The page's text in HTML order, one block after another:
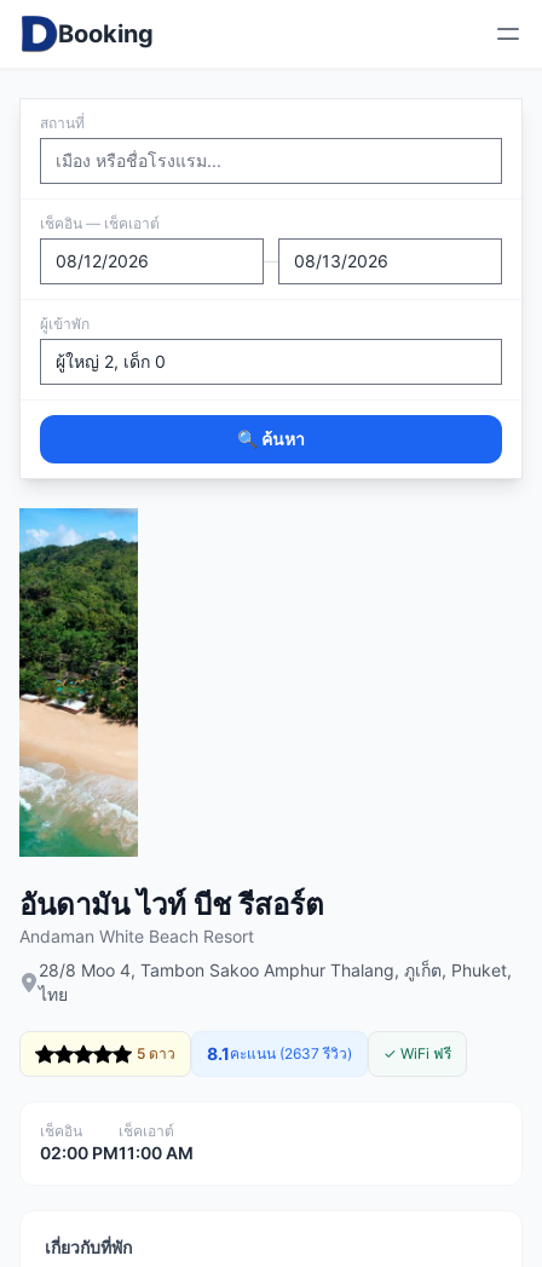
Booking
สถานที่
เช็คอิน — เช็คเอาต์
—
ผู้เข้าพัก
🔍 ค้นหา
อันดามัน ไวท์ บีช รีสอร์ต
Andaman White Beach Resort
28/8 Moo 4, Tambon Sakoo Amphur Thalang, ภูเก็ต, Phuket,
ไทย
5 ดาว 8.1คะแนน (2637 รีวิว) ✓ WiFi ฟรี
เช็คอิน
02:00 PM
เช็คเอาต์
11:00 AM
เกี่ยวกับที่พัก